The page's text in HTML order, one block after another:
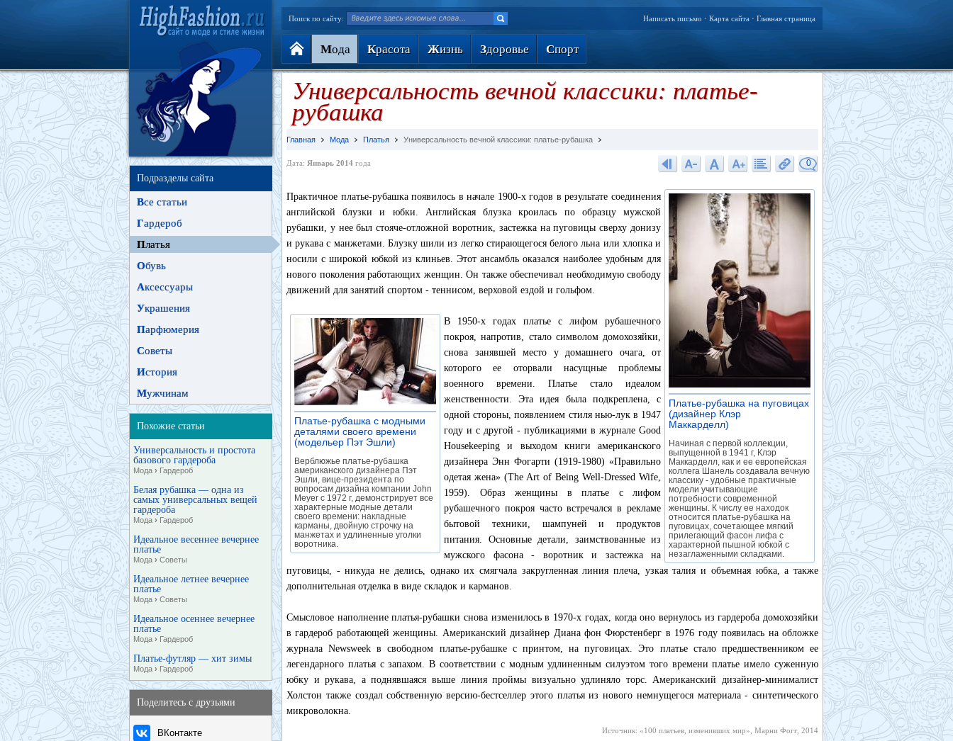
Поиск по сайту: Написать письмо • Карта сайта • Главная страница
Мода Красота Жизнь Здоровье Спорт
Подразделы сайта
Все статьи
Гардероб
Платья
Обувь
Аксессуары
Украшения
Парфюмерия
Советы
История
Мужчинам
Похожие статьи
Универсальность и простота
базового гардероба
Мода › Гардероб
Белая рубашка — одна из
самых универсальных вещей
гардероба
Мода › Гардероб
Идеальное весеннее вечернее
платье
Мода › Советы
Идеальное летнее вечернее
платье
Мода › Советы
Идеальное осеннее вечернее
платье
Мода › Гардероб
Платье-футляр — хит зимы
Мода › Гардероб
Поделитесь с друзьями
ВКонтакте
Универсальность вечной классики: платье-
рубашка
Главная Мода Платья Универсальность вечной классики: платье-рубашка
Дата: Январь 2014 года 0
Платье-рубашка на пуговицах
(дизайнер Клэр
Маккарделл)
Начиная с первой коллекции,
выпущенной в 1941 г, Клэр
Маккарделл, как и ее европейская
коллега Шанель создавала вечную
классику - удобные практичные
модели учитывающие
потребности современной
женщины. К числу ее находок
относится платье-рубашка на
пуговицах, сочетающее мягкий
прилегающий фасон лифа с
характерной пышной юбкой с
незаглаженными складками.
Практичное платье-рубашка появилось в начале 1900-х годов в результате соединения
английской блузки и юбки. Английская блузка кроилась по образцу мужской
рубашки, у нее был стояче-отложной воротник, застежка на пуговицы сверху донизу
и рукава с манжетами. Блузку шили из легко стирающегося белого льна или хлопка и
носили с широкой юбкой из клиньев. Этот ансамбль оказался наиболее удобным для
нового поколения работающих женщин. Он также обеспечивал необходимую свободу
движений для занятий спортом - теннисом, верховой ездой и гольфом.
Платье-рубашка с модными
деталями своего времени
(модельер Пэт Эшли)
Верблюжье платье-рубашка
американского дизайнера Пэт
Эшли, вице-президента по
вопросам дизайна компании John
Meyer с 1972 г, демонстрирует все
характерные модные детали
своего времени: накладные
карманы, двойную строчку на
манжетах и удлиненные уголки
воротника.
В 1950-х годах платье с лифом рубашечного
покроя, напротив, стало символом домохозяйки,
снова занявшей место у домашнего очага, от
которого ее оторвали насущные проблемы
военного времени. Платье стало идеалом
женственности. Эта идея была подкреплена, с
одной стороны, появлением стиля нью-лук в 1947
году и с другой - публикациями в журнале Good
Housekeeping и выходом книги американского
дизайнера Энн Фогарти (1919-1980) «Правильно
одетая жена» (The Art of Being Well-Dressed Wife,
1959). Образ женщины в платье с лифом
рубашечного покроя часто встречался в рекламе
бытовой техники, шампуней и продуктов
питания. Основные детали, заимствованные из
мужского фасона - воротник и застежка на
пуговицы, - никуда не делись, однако их смягчала закругленная линия плеча, узкая талия и объемная юбка, а также
дополнительная отделка в виде складок и карманов.
Смысловое наполнение платья-рубашки снова изменилось в 1970-х годах, когда оно вернулось из гардероба домохозяйки
в гардероб работающей женщины. Американский дизайнер Диана фон Фюрстенберг в 1976 году появилась на обложке
журнала Newsweek в свободном платье-рубашке с принтом, на пуговицах. Это платье стало предшественником ее
легендарного платья с запахом. В соответствии с модным удлиненным силуэтом того времени платье имело суженную
юбку и рукава, а поднявшаяся выше линия проймы визуально удлиняло торс. Американский дизайнер-минималист
Холстон также создал собственную версию-бестселлер этого платья из нового немнущегося материала - синтетического
микроволокна.
Источник: «100 платьев, изменивших мир», Марни Фогг, 2014